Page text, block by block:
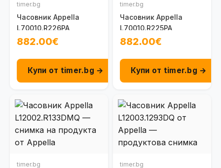
timer.bg
Часовник Appella
L70010.R226PA
882.00€
Купи от timer.bg →
timer.bg
Часовник Appella
L70010.R225PA
882.00€
Купи от timer.bg →
timer.bg timer.bg